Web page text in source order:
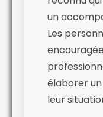
un
Les
élaborer
leur